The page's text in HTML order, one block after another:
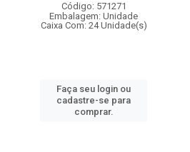
Código: 571271
Embalagem: Unidade
Caixa Com: 24 Unidade(s)
Faça seu login ou
cadastre-se para
comprar.